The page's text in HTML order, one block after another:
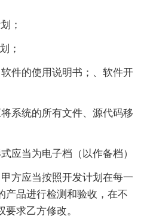
；
；
的使用说明书；、软件开
统的所有文件、源代码移
当为电子档（以作备档）
应当按照开发计划在每一
产品进行检测和验收，在不
求乙方修改。